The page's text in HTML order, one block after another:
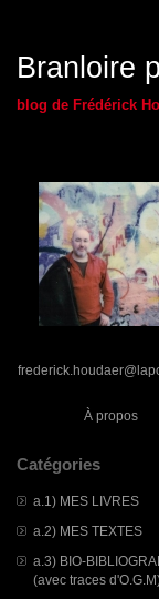
Branloire
blog de Frédérick
À propos
Catégories
a.1) MES LIVRES
a.2) MES TEXTES
a.3) BIO-
(avec traces